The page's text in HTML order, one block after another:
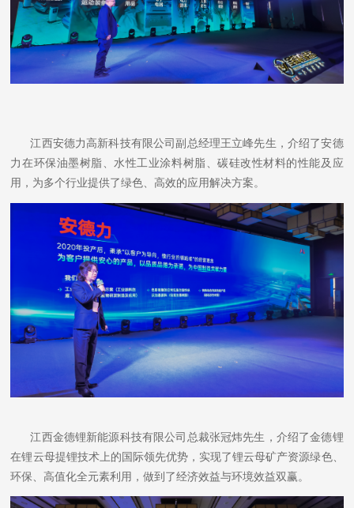
江西安德力高新科技有限公司副总经理王立峰先生，介绍了安德
力在环保油墨树脂、水性工业涂料树脂、碳硅改性材料的性能及应
用，为多个行业提供了绿色、高效的应用解决方案。
江西金德锂新能源科技有限公司总裁张冠炜先生，介绍了金德锂
在锂云母提锂技术上的国际领先优势，实现了锂云母矿产资源绿色、
环保、高值化全元素利用，做到了经济效益与环境效益双赢。